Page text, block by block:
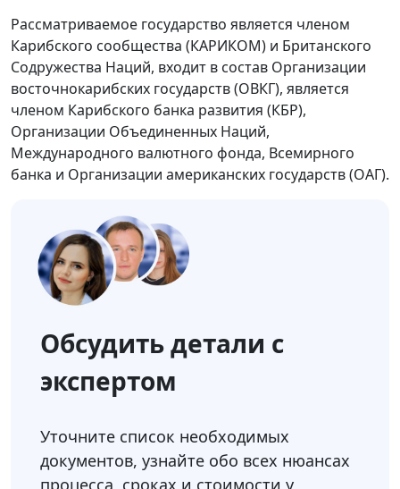
Рассматриваемое государство является членом
Карибского сообщества (КАРИКОМ) и Британского
Содружества Наций, входит в состав Организации
восточнокарибских государств (ОВКГ), является
членом Карибского банка развития (КБР),
Организации Объединенных Наций,
Международного валютного фонда, Всемирного
банка и Организации американских государств (ОАГ).
Обсудить детали с
экспертом
Уточните список необходимых
документов, узнайте обо всех нюансах
процесса, сроках и стоимости у